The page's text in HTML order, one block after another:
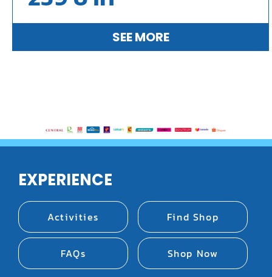
SEE MORE
EXPERIENCE
Activities
FAQs
Find Shop
Shop Now